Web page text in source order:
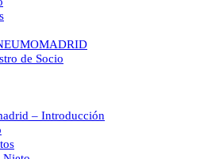
de Socio
– Introducción